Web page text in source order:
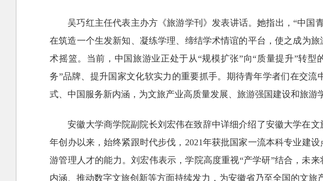
吴巧红主任代表主办方《旅游学刊》发表讲话。她指出，“中
在筑造一个生发新知、凝练学理、缔结学术情谊的平台，使之成为
术摇篮。当前，中国旅游业正处于从“规模扩张”向“质量提升”转
务”品牌、提升国家文化软实力的重要抓手。期待青年学者们在交
式、中国服务新内涵，为文旅产业高质量发展、旅游强国建设和旅游
安徽大学商学院副院长刘宏伟在致辞中详细介绍了安徽大学在
年创办以来，始终紧跟时代步伐，2021年获批国家一流本科专业建
游管理人才的能力。刘宏伟表示，学院高度重视“产学研”结合，未
内涵、推动数字文旅创新等方面持续发力，为安徽省乃至全国的文旅